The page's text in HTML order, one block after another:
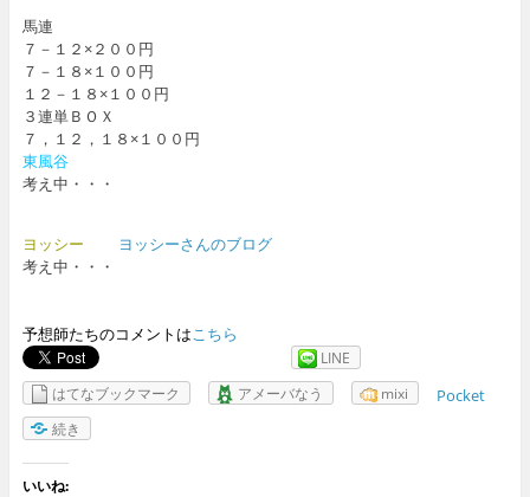
馬連
７－１２×２００円
７－１８×１００円
１２－１８×１００円
３連単ＢＯＸ
７，１２，１８×１００円
東風谷
考え中・・・
ヨッシー
ヨッシーさんのブログ
考え中・・・
予想師たちのコメントはこちら
LINE
はてなブックマーク
アメーバなう mixi Pocket
続き
いいね: